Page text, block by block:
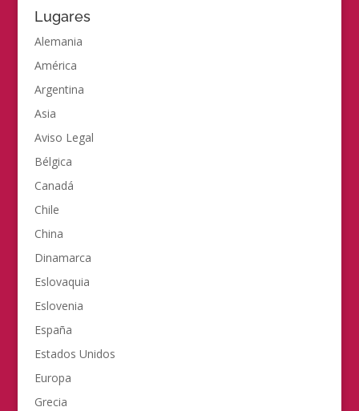
Lugares
Alemania
América
Argentina
Asia
Aviso Legal
Bélgica
Canadá
Chile
China
Dinamarca
Eslovaquia
Eslovenia
España
Estados Unidos
Europa
Grecia